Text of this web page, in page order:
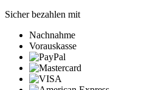
Sicher bezahlen mit
Nachnahme
Vorauskasse